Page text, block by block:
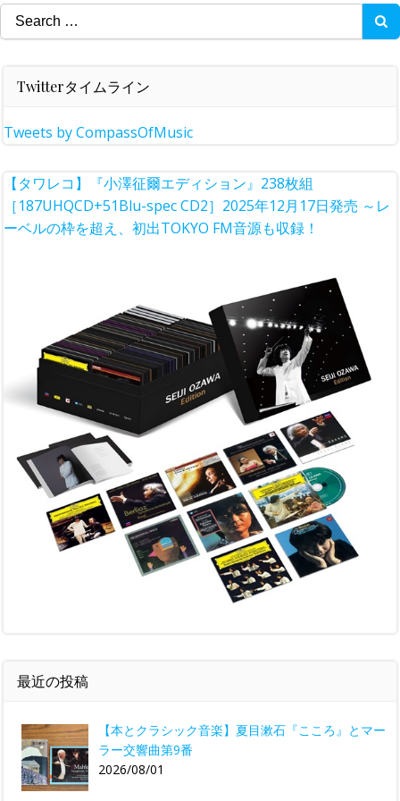
Search
for:
Twitterタイムライン
Tweets by CompassOfMusic
【タワレコ】『小澤征爾エディション』238枚組
［187UHQCD+51Blu-spec CD2］2025年12月17日発売 ～レ
ーベルの枠を超え、初出TOKYO FM音源も収録！
最近の投稿
【本とクラシック音楽】夏目漱石『こころ』とマー
ラー交響曲第9番
2026/08/01